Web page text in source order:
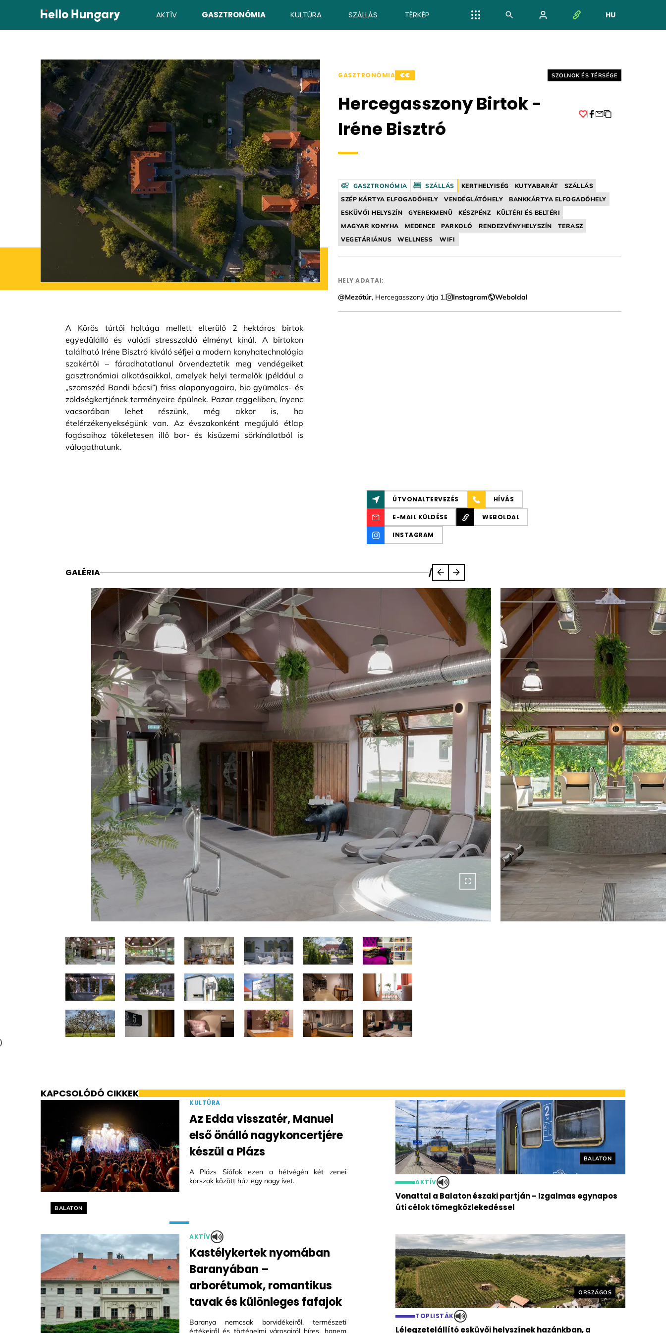
Ugrás a tartalomhoz AKTÍV GASZTRONÓMIA KULTÚRA SZÁLLÁS TÉRKÉP HU
NYELV
GASZTRONÓMIA €€ Helyszín címkék:
SZOLNOK ÉS TÉRSÉGE
Hercegasszony Birtok -
Iréne Bisztró
GASZTRONÓMIA SZÁLLÁS KERTHELYISÉG KUTYABARÁT
SZÁLLÁS
SZÉP KÁRTYA ELFOGADÓHELY
VENDÉGLÁTÓHELY
BANKKÁRTYA ELFOGADÓHELY
ESKÜVŐI HELYSZÍN
GYEREKMENÜ KÉSZPÉNZ
KÜLTÉRI ÉS BELTÉRI
MAGYAR KONYHA
MEDENCE PARKOLÓ RENDEZVÉNYHELYSZÍN
TERASZ
VEGETÁRIÁNUS
WELLNESS WIFI
HELY ADATAI:
@Mezőtúr, Hercegasszony útja 1. Instagram Weboldal
A Körös túrtői holtága mellett elterülő 2 hektáros birtok
egyedülálló és valódi stresszoldó élményt kínál. A birtokon
található Iréne Bisztró kiváló séfjei a modern konyhatechnológia
szakértői – fáradhatatlanul örvendeztetik meg vendégeiket
gasztronómiai alkotásaikkal, amelyek helyi termelők (például a
„szomszéd Bandi bácsi”) friss alapanyagaira, bio gyümölcs- és
zöldségkertjének terményeire épülnek. Pazar reggeliben, ínyenc
vacsorában lehet részünk, még akkor is, ha
ételérzékenyekségünk van. Az évszakonként megújuló étlap
fogásaihoz tökéletesen illő bor- és kisüzemi sörkínálatból is
válogathatunk.
ÚTVONALTERVEZÉS HÍVÁS
E-MAIL KÜLDÉSE WEBOLDAL
INSTAGRAM
GALÉRIA /
)
KAPCSOLÓDÓ CIKKEK
Helyszín címkék:
BALATON
KULTÚRA
Az Edda visszatér, Manuel
első önálló nagykoncertjére
készül a Plázs
A Plázs Siófok ezen a hétvégén két zenei
korszak között húz egy nagy ívet.
Helyszín címkék:
BALATON
AKTÍV
Vonattal a Balaton északi partján – Izgalmas egynapos
úti célok tömegközlekedéssel
AKTÍV
Kastélykertek nyomában
Baranyában –
arborétumok, romantikus
tavak és különleges fafajok
Baranya nemcsak borvidékeiről, természeti
értékeiről és történelmi városairól híres, hanem
Helyszín címkék:
ORSZÁGOS
TOPLISTÁK
Lélegzetelállító esküvői helyszínek hazánkban, a